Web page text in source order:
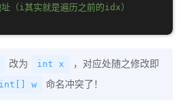
（i其实就是遍历之前的idx）
改为 int x
，对应处随之修改即
int[] w 命名冲突了！